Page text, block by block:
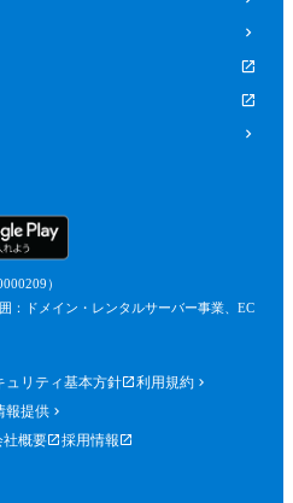
）
：ドメイン・レンタルサーバー事業、EC
ュリティ基本方針
利用規約
報提供
社概要 採用情報